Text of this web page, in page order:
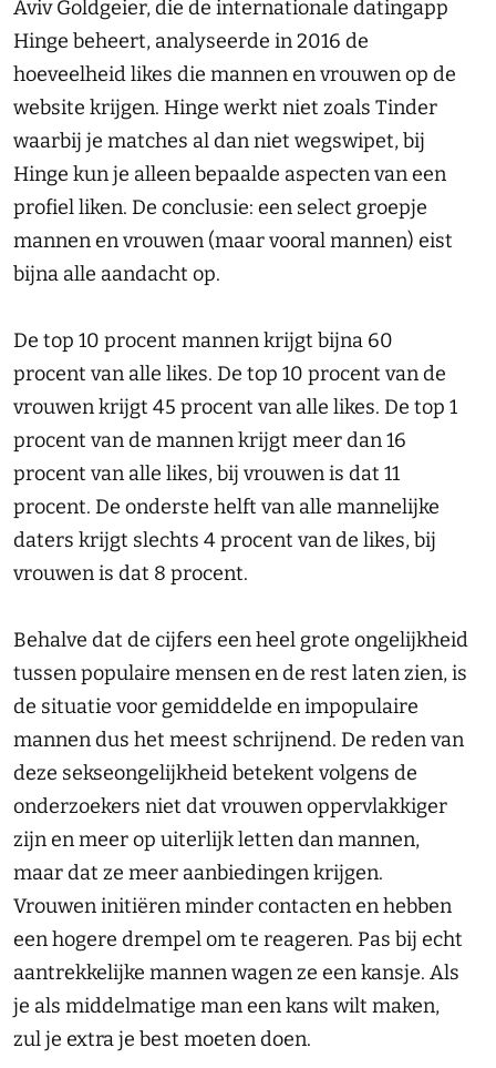
Aviv Goldgeier, die de internationale datingapp
Hinge beheert, analyseerde in 2016 de
hoeveelheid likes die mannen en vrouwen op de
website krijgen. Hinge werkt niet zoals Tinder
waarbij je matches al dan niet wegswipet, bij
Hinge kun je alleen bepaalde aspecten van een
profiel liken. De conclusie: een select groepje
mannen en vrouwen (maar vooral mannen) eist
bijna alle aandacht op.
De top 10 procent mannen krijgt bijna 60
procent van alle likes. De top 10 procent van de
vrouwen krijgt 45 procent van alle likes. De top 1
procent van de mannen krijgt meer dan 16
procent van alle likes, bij vrouwen is dat 11
procent. De onderste helft van alle mannelijke
daters krijgt slechts 4 procent van de likes, bij
vrouwen is dat 8 procent.
Behalve dat de cijfers een heel grote ongelijkheid
tussen populaire mensen en de rest laten zien, is
de situatie voor gemiddelde en impopulaire
mannen dus het meest schrijnend. De reden van
deze sekseongelijkheid betekent volgens de
onderzoekers niet dat vrouwen oppervlakkiger
zijn en meer op uiterlijk letten dan mannen,
maar dat ze meer aanbiedingen krijgen.
Vrouwen initiëren minder contacten en hebben
een hogere drempel om te reageren. Pas bij echt
aantrekkelijke mannen wagen ze een kansje. Als
je als middelmatige man een kans wilt maken,
zul je extra je best moeten doen.